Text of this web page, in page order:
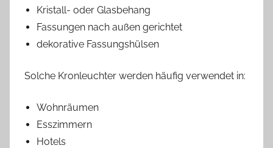
Kristall- oder Glasbehang
Fassungen nach außen gerichtet
dekorative Fassungshülsen
Solche Kronleuchter werden häufig verwendet in:
Wohnräumen
Esszimmern
Hotels